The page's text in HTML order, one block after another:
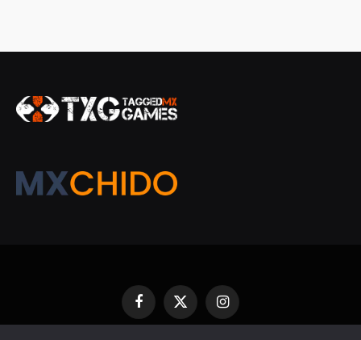
Facebook
X
(Twitter)
Instagram